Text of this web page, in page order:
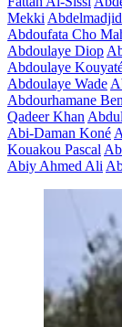
Mekki
Abdoufata Cho
Abdoulaye Diop
Abdoulaye
Abdoulaye Wade
Abdourhamane
Qadeer Khan
Abi-Daman Koné
Kouakou Pascal
Abiy Ahmed Ali